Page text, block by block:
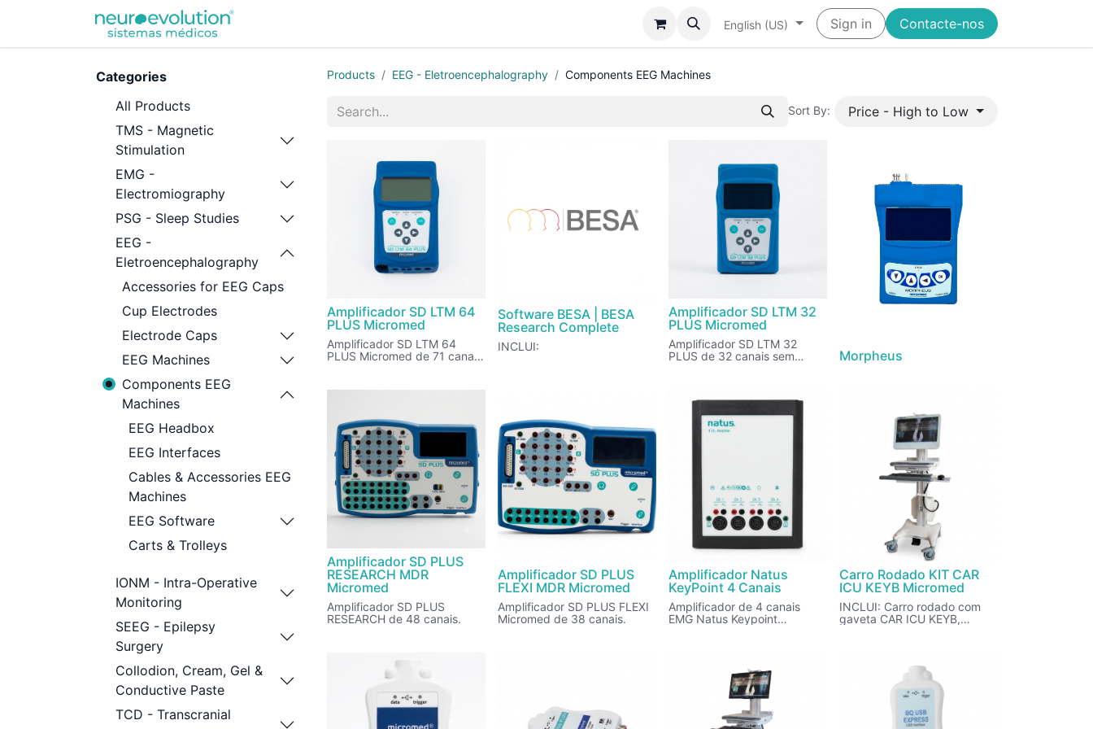
Notícias English (US) Sign in Contacte-nos
Categories
All Products
TMS - Magnetic
Stimulation
EMG -
Electromiography
PSG - Sleep Studies
EEG -
Eletroencephalography
Accessories for EEG Caps
Cup Electrodes
Electrode Caps
EEG Machines
Components EEG
Machines
EEG Headbox
EEG Interfaces
Cables & Accessories EEG
Machines
EEG Software
Carts & Trolleys
IONM - Intra-Operative
Monitoring
SEEG - Epilepsy
Surgery
Collodion, Cream, Gel &
Conductive Paste
TCD - Transcranial
Products EEG - Eletroencephalography Components EEG Machines
Sort By: Price - High to Low
Amplificador SD LTM 64
PLUS Micromed
Amplificador SD LTM 64
PLUS Micromed de 71 canais,
Software BESA | BESA
Research Complete
INCLUI:
Amplificador SD LTM 32
PLUS Micromed
Amplificador SD LTM 32
PLUS de 32 canais sem
Morpheus
Amplificador SD PLUS
RESEARCH MDR
Micromed
Amplificador SD PLUS
RESEARCH de 48 canais.
Amplificador SD PLUS
FLEXI MDR Micromed
Amplificador SD PLUS FLEXI
Micromed de 38 canais.
Amplificador Natus
KeyPoint 4 Canais
Amplificador de 4 canais
EMG Natus Keypoint
Carro Rodado KIT CAR
ICU KEYB Micromed
INCLUI: Carro rodado com
gaveta CAR ICU KEYB,